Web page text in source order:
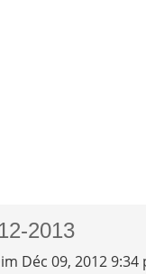
2013
Déc 09, 2012 9:34